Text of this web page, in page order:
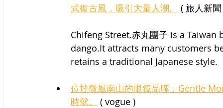
式復古風，吸引大量人潮。
( 旅人新
Chifeng Street.赤丸團子 is a
dango.It attracts many customers
retains a traditional Japanese style.
位於微風南山的眼鏡品牌，Gentle
時髦。
( vogue )